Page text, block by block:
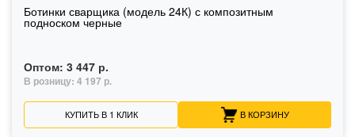
Ботинки сварщика (модель 24К) с композитным
подноском черные
Оптом: 3 447 р.
В розницу: 4 197 р.
КУПИТЬ В 1 КЛИК В КОРЗИНУ